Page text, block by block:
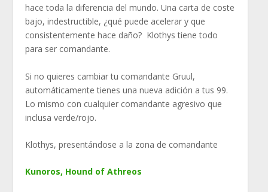
hace toda la diferencia del mundo. Una carta de coste
bajo, indestructible, ¿qué puede acelerar y que
consistentemente hace daño? Klothys tiene todo
para ser comandante.
Si no quieres cambiar tu comandante Gruul,
automáticamente tienes una nueva adición a tus 99.
Lo mismo con cualquier comandante agresivo que
inclusa verde/rojo.
Klothys, presentándose a la zona de comandante
Kunoros, Hound of Athreos